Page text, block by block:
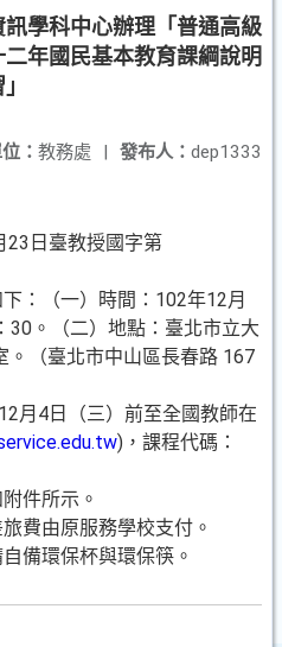
學科中心辦理「普通高級
年國民基本教育課綱說明
發布人： dep1333
： 教務處 |
日臺教授國字第
：（一）時間：102年12月
30。（二）地點：臺北市立大
。（臺北市中山區長春路 167
月4日（三）前至全國教師在
)，課程代碼：
件所示。
費由原服務學校支付。
備環保杯與環保筷。